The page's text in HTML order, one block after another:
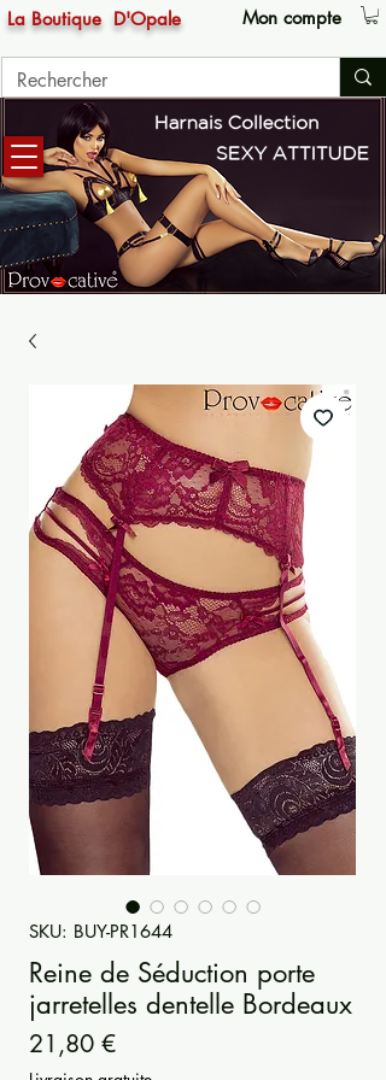
La Boutique D'Opale Mon compte
SKU: BUY-PR1644
Reine de Séduction porte
jarretelles dentelle Bordeaux
21,80 €Prezzo